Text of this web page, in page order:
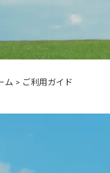
ム > ご利用ガイド